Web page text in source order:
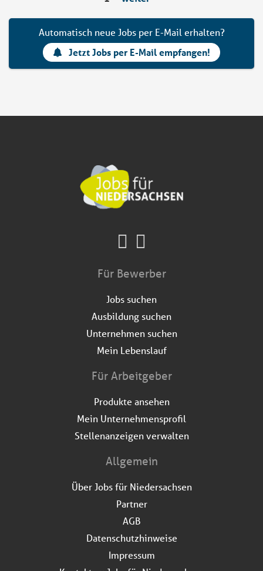
Automatisch neue Jobs per E-Mail erhalten?
Jetzt Jobs per E-Mail empfangen!
Für Bewerber
Jobs suchen
Ausbildung suchen
Unternehmen suchen
Mein Lebenslauf
Für Arbeitgeber
Produkte ansehen
Mein Unternehmensprofil
Stellenanzeigen verwalten
Allgemein
Über Jobs für Niedersachsen
Partner
AGB
Datenschutzhinweise
Impressum